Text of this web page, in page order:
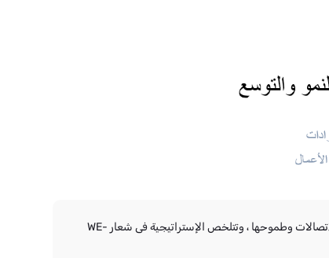
تتكون استراتيجية الشركة المصرية للاتصالات للأعوام الثلاثة القادمة (WE DRIVE) من ستة أعمده رئيسية والتى تعكس القيم الأساسية للشركة المصرية للاتصالات وطموحها ، وتتلخص الإستراتيجية فى شعار WE-